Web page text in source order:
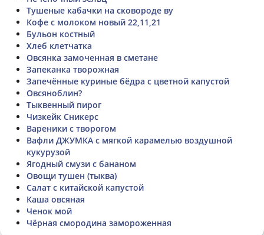
Тушеные кабачки на сковороде ву
Кофе с молоком новый 22,11,21
Бульон костный
Хлеб клетчатка
Овсянка замоченная в сметане
Запеканка творожная
Запечённые куриные бёдра с цветной капустой
Овсяноблин?
Тыквенный пирог
Чизкейк Сникерс
Вареники с творогом
Вафли ДЖУМКА с мягкой карамелью воздушной
кукурузой
Ягодный смузи с бананом
Овощи тушен (тыква)
Салат с китайской капустой
Каша овсяная
Ченок мой
Чёрная смородина замороженная